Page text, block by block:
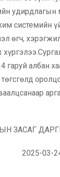
удирдлагын
системийн
өгч,
гаруй албан
ЗАСАГ
2025-03-